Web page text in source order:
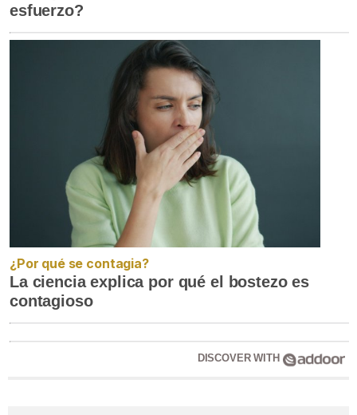
esfuerzo?
¿Por qué se contagia?
La ciencia explica por qué el bostezo es
contagioso
DISCOVER WITH